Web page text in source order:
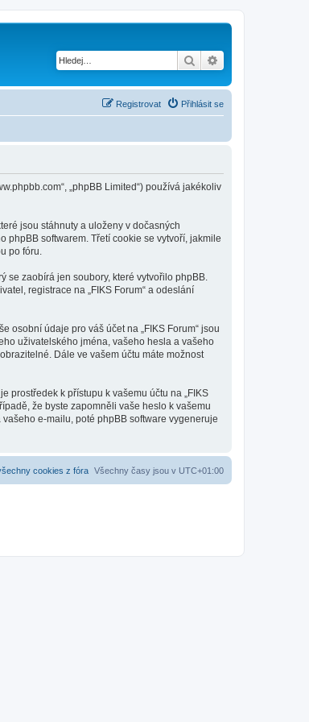
Hledat
Přihlásit se
Registrovat
„phpBB Limited“) používá jakékoliv
jsou stáhnuty a uloženy v dočasných
softwarem. Třetí cookie se vytvoří, jakmile
po fóru.
se zaobírá jen soubory, které vytvořilo phpBB.
registrace na „FIKS Forum“ a odeslání
údaje pro váš účet na „FIKS Forum“ jsou
uživatelského jména, vašeho hesla a vašeho
Dále ve vašem účtu máte možnost
prostředek k přístupu k vašemu účtu na „FIKS
že byste zapomněli vaše heslo k vašemu
e-mailu, poté phpBB software vygeneruje
Všechny časy jsou v UTC+01:00
cookies z fóra